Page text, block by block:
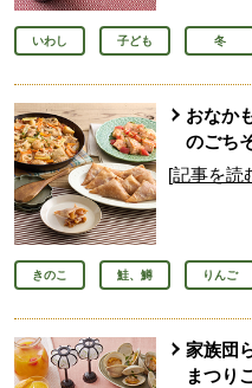
いわし 子ども 冬
おなか
のごち
[記事を読
きのこ 鮭、鱒 りんご
家族団
まつり